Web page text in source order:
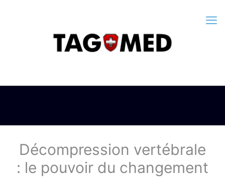
Décompression vertébrale
: le pouvoir du changement